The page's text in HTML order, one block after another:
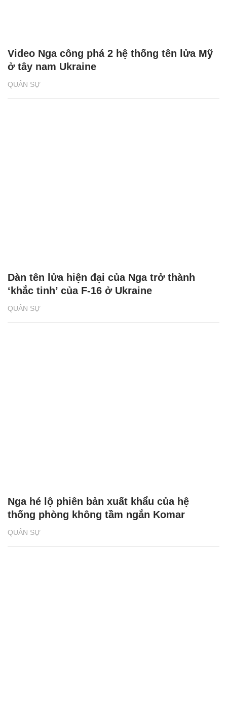
QUÂN SỰ
Video Nga công phá 2 hệ thống tên lửa Mỹ
ở tây nam Ukraine
QUÂN SỰ
Dàn tên lửa hiện đại của Nga trở thành
‘khắc tinh’ của F-16 ở Ukraine
QUÂN SỰ
Nga hé lộ phiên bản xuất khẩu của hệ
thống phòng không tầm ngắn Komar